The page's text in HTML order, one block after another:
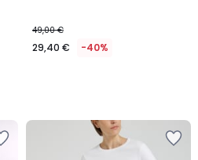
49,00 €
29,40 € -40%